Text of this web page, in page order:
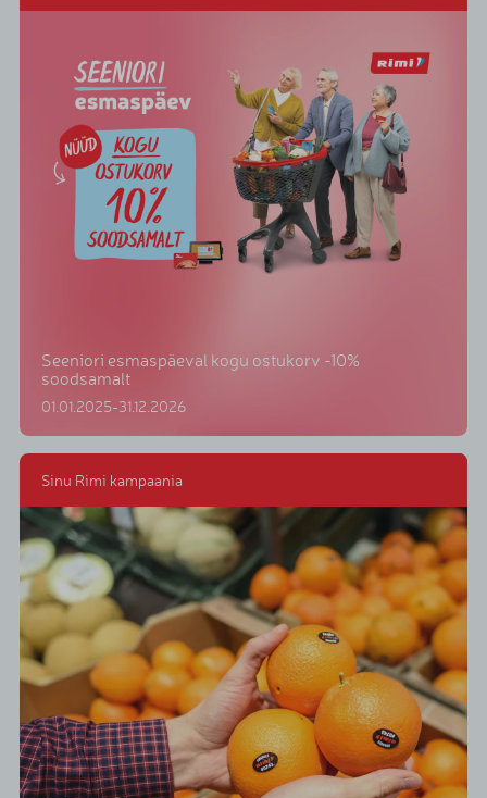
Seeniori esmaspäeval kogu ostukorv -10%
soodsamalt
01.01.2025-31.12.2026
Sinu Rimi kampaania